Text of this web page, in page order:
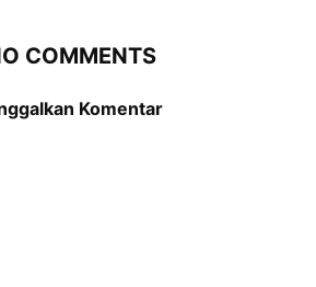
COMMENTS
Komentar